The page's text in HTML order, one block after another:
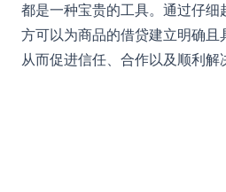
都是一种宝贵的工具。通过仔细
方可以为商品的借贷建立明确且
从而促进信任、合作以及顺利解